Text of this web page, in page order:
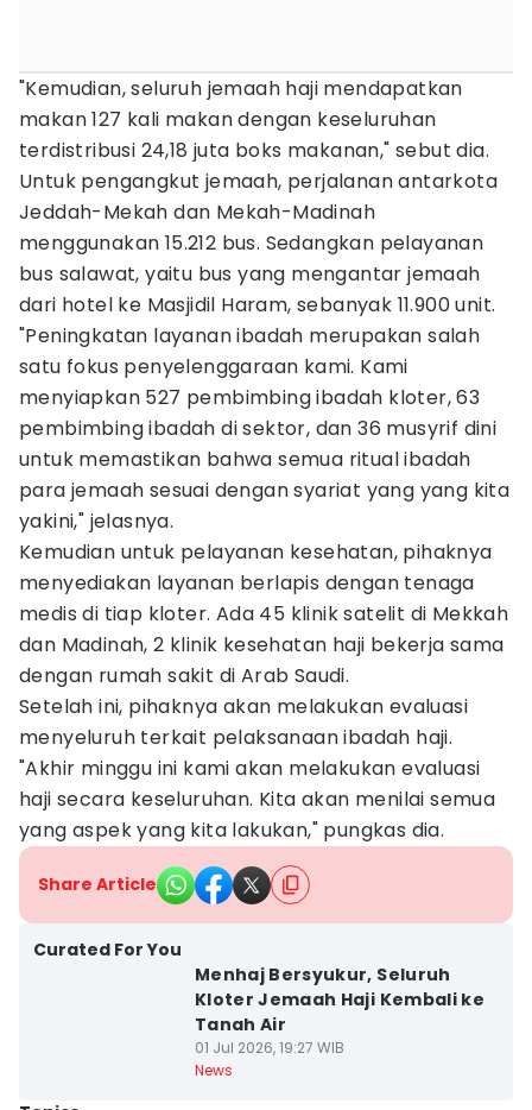
"Kemudian, seluruh jemaah haji mendapatkan
makan 127 kali makan dengan keseluruhan
terdistribusi 24,18 juta boks makanan," sebut dia.
Untuk pengangkut jemaah, perjalanan antarkota
Jeddah-Mekah dan Mekah-Madinah
menggunakan 15.212 bus. Sedangkan pelayanan
bus salawat, yaitu bus yang mengantar jemaah
dari hotel ke Masjidil Haram, sebanyak 11.900 unit.
"Peningkatan layanan ibadah merupakan salah
satu fokus penyelenggaraan kami. Kami
menyiapkan 527 pembimbing ibadah kloter, 63
pembimbing ibadah di sektor, dan 36 musyrif dini
untuk memastikan bahwa semua ritual ibadah
para jemaah sesuai dengan syariat yang yang kita
yakini," jelasnya.
Kemudian untuk pelayanan kesehatan, pihaknya
menyediakan layanan berlapis dengan tenaga
medis di tiap kloter. Ada 45 klinik satelit di Mekkah
dan Madinah, 2 klinik kesehatan haji bekerja sama
dengan rumah sakit di Arab Saudi.
Setelah ini, pihaknya akan melakukan evaluasi
menyeluruh terkait pelaksanaan ibadah haji.
"Akhir minggu ini kami akan melakukan evaluasi
haji secara keseluruhan. Kita akan menilai semua
yang aspek yang kita lakukan," pungkas dia.
Share Article
Curated For You
Menhaj Bersyukur, Seluruh
Kloter Jemaah Haji Kembali ke
Tanah Air
01 Jul 2026, 19:27 WIB
News